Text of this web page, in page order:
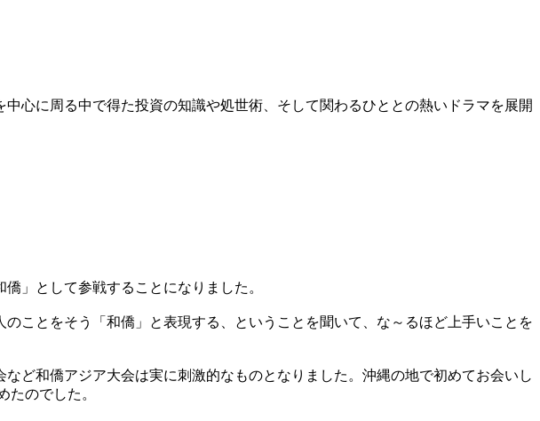
心に周る中で得た投資の知識や処世術、そして関わるひととの熱いドラマを展開
」として参戦することになりました。
ことをそう「和僑」と表現する、ということを聞いて、な～るほど上手いことを
ど和僑アジア大会は実に刺激的なものとなりました。沖縄の地で初めてお会いし
のでした。